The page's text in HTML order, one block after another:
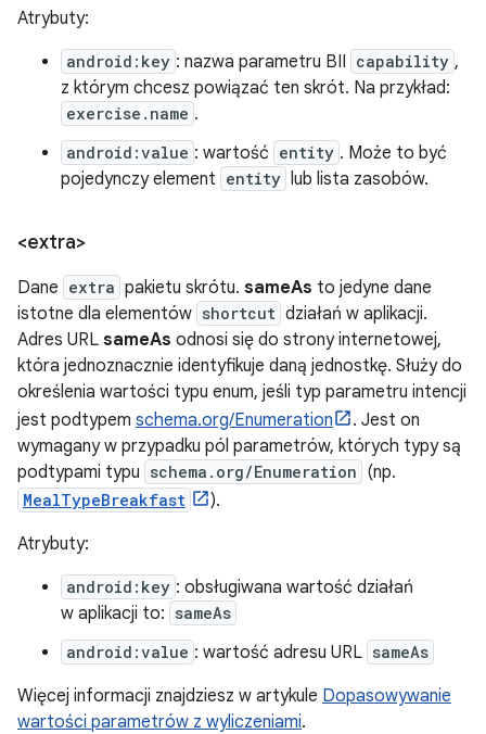
Atrybuty:
android:key : nazwa parametru BII capability ,
z którym chcesz powiązać ten skrót. Na przykład:
exercise.name .
android:value : wartość entity . Może to być
pojedynczy element entity lub lista zasobów.
<extra>
Dane extra pakietu skrótu. sameAs to jedyne dane
istotne dla elementów shortcut działań w aplikacji.
Adres URL sameAs odnosi się do strony internetowej,
która jednoznacznie identyfikuje daną jednostkę. Służy do
określenia wartości typu enum, jeśli typ parametru intencji
jest podtypem schema.org/Enumeration
. Jest on
wymagany w przypadku pól parametrów, których typy są
podtypami typu schema.org/Enumeration (np.
MealTypeBreakfast
).
Atrybuty:
android:key : obsługiwana wartość działań
w aplikacji to: sameAs
android:value : wartość adresu URL sameAs
Więcej informacji znajdziesz w artykule Dopasowywanie
wartości parametrów z wyliczeniami.